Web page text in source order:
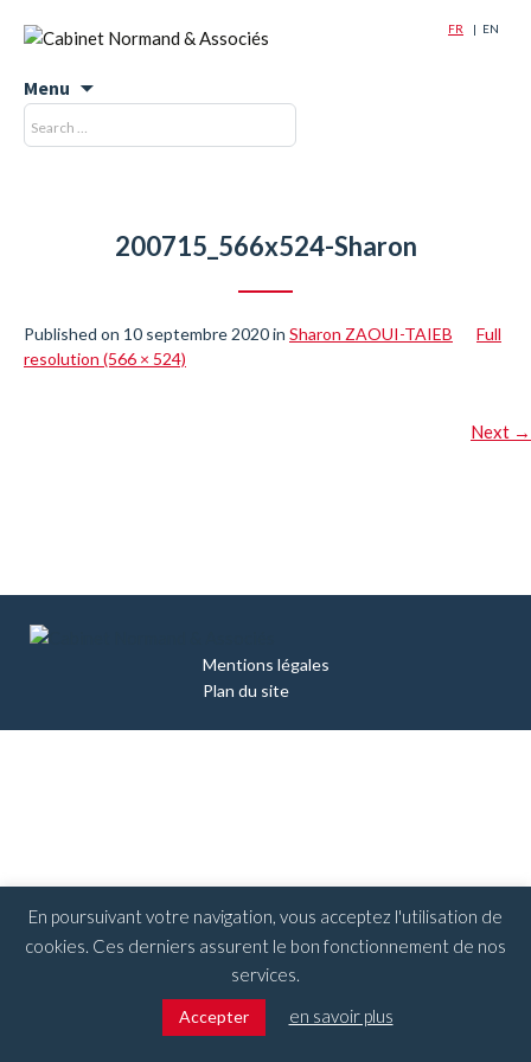
FR EN
Menu
Skip
to
Recherche
pour
200715_566x524-Sharon
Published on 10 septembre 2020in Sharon ZAOUI-TAIEB
Full
resolution (566 × 524)
Next →
Mentions légales
Plan du site
En poursuivant votre navigation, vous acceptez l'utilisation de
cookies. Ces derniers assurent le bon fonctionnement de nos
services.
Accepter en savoir plus